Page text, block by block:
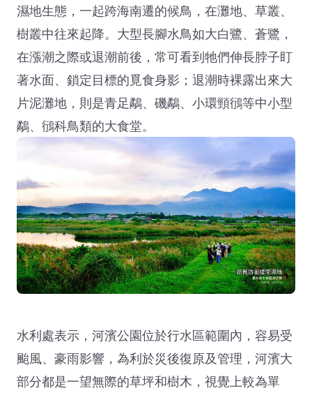
濕地生態，一起跨海南遷的候鳥，在灘地、草叢、
樹叢中往來起降。大型長腳水鳥如大白鷺、蒼鷺，
在漲潮之際或退潮前後，常可看到牠們伸長脖子盯
著水面、鎖定目標的覓食身影；退潮時裸露出來大
片泥灘地，則是青足鷸、磯鷸、小環頸鴴等中小型
鷸、鴴科鳥類的大食堂。
水利處表示，河濱公園位於行水區範圍內，容易受
颱風、豪雨影響，為利於災後復原及管理，河濱大
部分都是一望無際的草坪和樹木，視覺上較為單